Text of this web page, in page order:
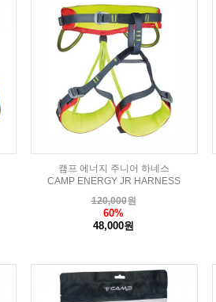
캠프 에너지 주니어 하네스
CAMP ENERGY JR HARNESS
120,000원
60%
48,000원